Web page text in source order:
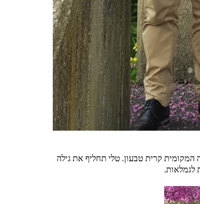
המקומית קרית טבעון. טלי תחליף את גילה
לגמלאות.